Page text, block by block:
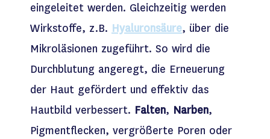
eingeleitet werden. Gleichzeitig werden
Wirkstoffe, z.B. Hyaluronsäure, über die
Mikroläsionen zugeführt. So wird die
Durchblutung angeregt, die Erneuerung
der Haut gefördert und effektiv das
Hautbild verbessert. Falten, Narben,
Pigmentflecken, vergrößerte Poren oder